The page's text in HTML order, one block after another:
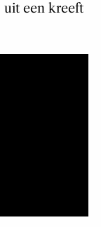
uit een kreeft